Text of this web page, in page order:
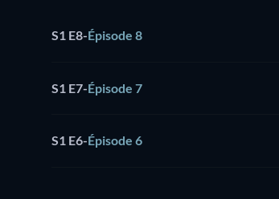
S1 E8-Épisode 8
S1 E7-Épisode 7
S1 E6-Épisode 6